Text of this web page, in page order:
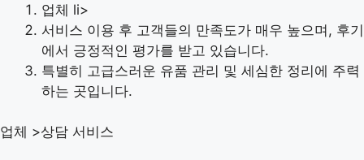
업체 li>
서비스 이용 후 고객들의 만족도가 매우 높으며, 후기
에서 긍정적인 평가를 받고 있습니다.
특별히 고급스러운 유품 관리 및 세심한 정리에 주력
하는 곳입니다.
업체 >상담 서비스